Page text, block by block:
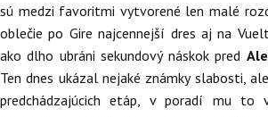
sú medzi favoritmi vytvorené len malé
oblečie po Gire najcennejší dres aj na
ako dlho ubráni sekundový náskok pred
Ten dnes ukázal nejaké známky slabosti,
predchádzajúcich etáp, v poradí mu to